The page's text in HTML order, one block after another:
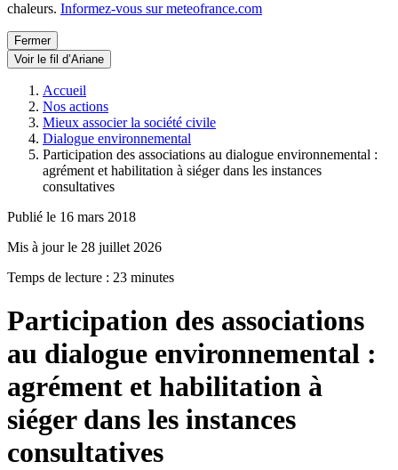
chaleurs. Informez-vous sur meteofrance.com
Fermer
Voir le fil d’Ariane
Accueil
Nos actions
Mieux associer la société civile
Dialogue environnemental
Participation des associations au dialogue environnemental :
agrément et habilitation à siéger dans les instances
consultatives
Publié le 16 mars 2018
Mis à jour le 28 juillet 2026
Temps de lecture : 23 minutes
Participation des associations
au dialogue environnemental :
agrément et habilitation à
siéger dans les instances
consultatives